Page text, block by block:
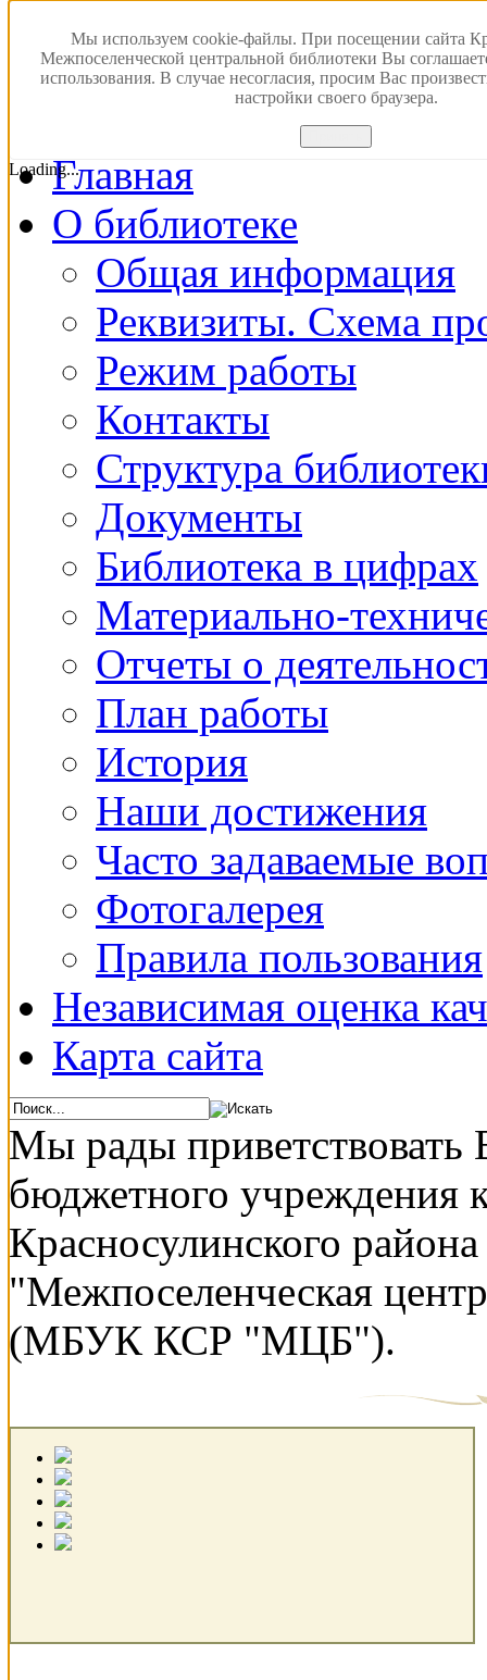
Мы используем cookie-файлы. При посещении сайта
Межпоселенческой центральной библиотеки Вы
использования. В случае несогласия, просим Вас
настройки своего браузера.
Loading...
Версия для
ПОИСК В
Главная
О библиотеке
Общая информация
Реквизиты. Схема
Режим работы
Контакты
Структура
Документы
Библиотека в цифрах
Материально-
Отчеты о
План работы
История
Наши достижения
Часто задаваемые
Фотогалерея
Правила пользования
Независимая оценка
Карта сайта
Мы рады приветствовать
бюджетного учреждения
Красносулинского района
"Межпоселенческая
(МБУК КСР "МЦБ").